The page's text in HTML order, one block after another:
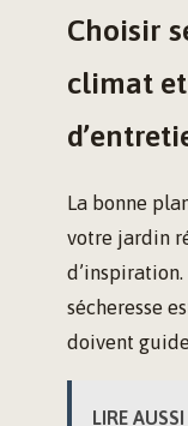
Choisir
climat
La bonne
votre jardin
sécheresse
doivent
LIRE AUSSI